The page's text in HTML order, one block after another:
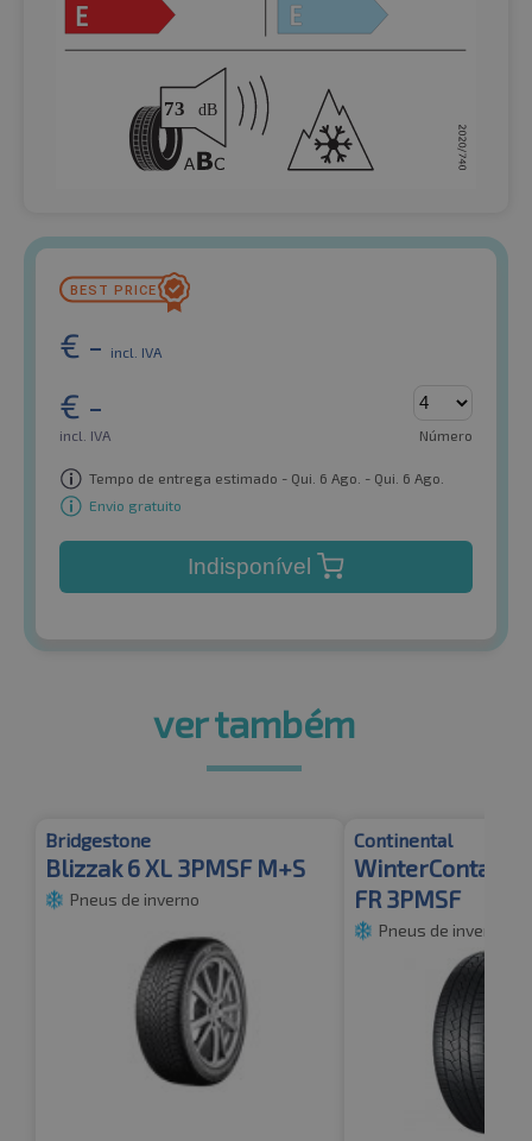
€ - incl. IVA
€ -
incl. IVA Número
Tempo de entrega estimado - Qui. 6 Ago. - Qui. 6 Ago.
Envio gratuito
Indisponível
ver também
Bridgestone
Blizzak 6 XL 3PMSF M+S
Pneus de inverno
Continental
WinterContact
FR 3PMSF
Pneus de inverno